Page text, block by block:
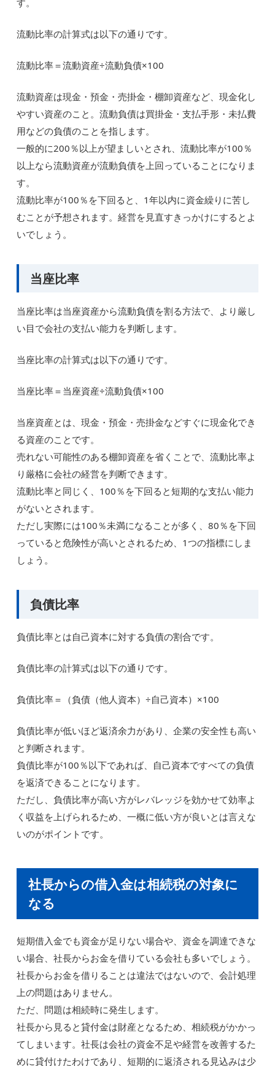
流動比率の計算式は以下の通りです。
流動比率＝流動資産÷流動負債×100
流動資産は現金・預金・売掛金・棚卸資産など、現金化し
やすい資産のこと。流動負債は買掛金・支払手形・未払費
用などの負債のことを指します。
一般的に200％以上が望ましいとされ、流動比率が100％
以上なら流動資産が流動負債を上回っていることになりま
す。
流動比率が100％を下回ると、1年以内に資金繰りに苦し
むことが予想されます。経営を見直すきっかけにするとよ
いでしょう。
当座比率
当座比率は当座資産から流動負債を割る方法で、より厳し
い目で会社の支払い能力を判断します。
当座比率の計算式は以下の通りです。
当座比率＝当座資産÷流動負債×100
当座資産とは、現金・預金・売掛金などすぐに現金化でき
る資産のことです。
売れない可能性のある棚卸資産を省くことで、流動比率よ
り厳格に会社の経営を判断できます。
流動比率と同じく、100％を下回ると短期的な支払い能力
がないとされます。
ただし実際には100％未満になることが多く、80％を下回
っていると危険性が高いとされるため、1つの指標にしま
しょう。
負債比率
負債比率とは自己資本に対する負債の割合です。
負債比率の計算式は以下の通りです。
負債比率＝（負債（他人資本）÷自己資本）×100
負債比率が低いほど返済余力があり、企業の安全性も高い
と判断されます。
負債比率が100％以下であれば、自己資本ですべての負債
を返済できることになります。
ただし、負債比率が高い方がレバレッジを効かせて効率よ
く収益を上げられるため、一概に低い方が良いとは言えな
いのがポイントです。
社長からの借入金は相続税の対象に
なる
短期借入金でも資金が足りない場合や、資金を調達できな
い場合、社長からお金を借りている会社も多いでしょう。
社長からお金を借りることは違法ではないので、会計処理
上の問題はありません。
ただ、問題は相続時に発生します。
社長から見ると貸付金は財産となるため、相続税がかかっ
てしまいます。社長は会社の資金不足や経営を改善するた
めに貸付けたわけであり、短期的に返済される見込みは少